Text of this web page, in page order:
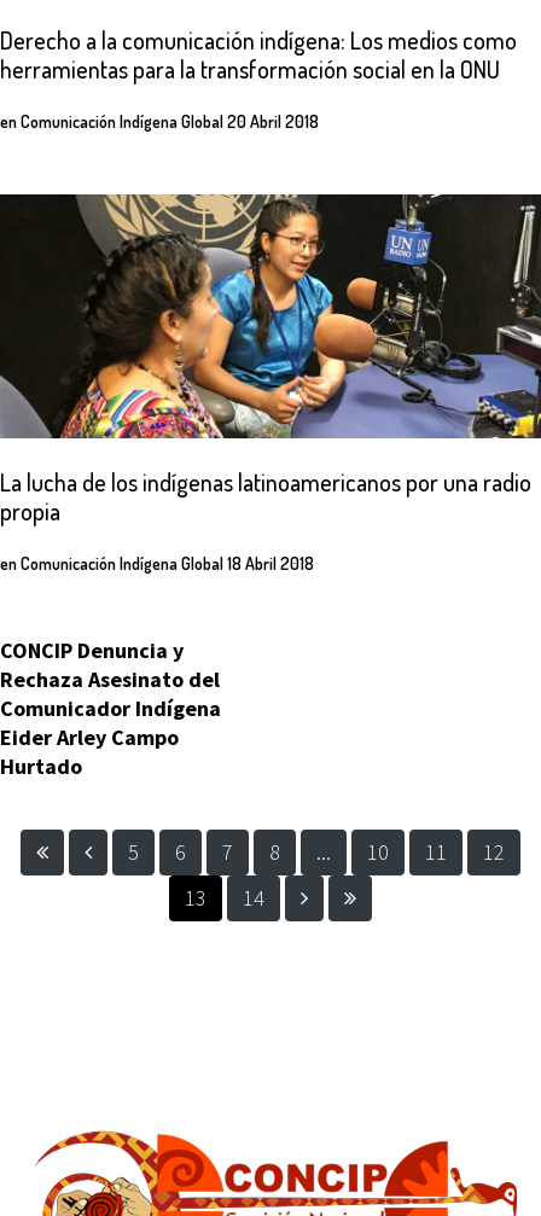
Derecho a la comunicación indígena: Losmedioscomo
herramientaspara la transformaciónsocial en la ONU
enComunicación Indígena Global20 Abril 2018
La lucha de losindígenaslatinoamericanosporuna radio
propia
enComunicación Indígena Global18 Abril 2018
CONCIP Denuncia y
Rechaza Asesinato del
Comunicador Indígena
Eider Arley Campo
Hurtado
5 6 7 8 ... 10 11
12
13
14